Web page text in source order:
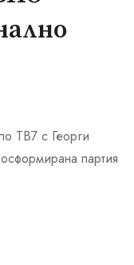
ТВ7 с Георги
партия